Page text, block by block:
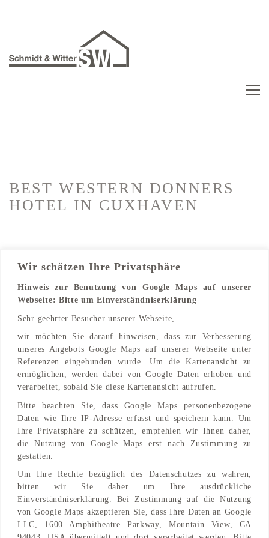
Wir schätzen Ihre Privatsphäre
Hinweis zur Benutzung von Google Maps auf unserer
Webseite: Bitte um Einverständniserklärung
Sehr geehrter Besucher unserer Webseite,
wir möchten Sie darauf hinweisen, dass zur Verbesserung
unseres Angebots Google Maps auf unserer Webseite unter
Referenzen eingebunden wurde. Um die Kartenansicht zu
ermöglichen, werden dabei von Google Daten erhoben und
verarbeitet, sobald Sie diese Kartenansicht aufrufen.
Bitte beachten Sie, dass Google Maps personenbezogene
Daten wie Ihre IP-Adresse erfasst und speichern kann. Um
Ihre Privatsphäre zu schützen, empfehlen wir Ihnen daher,
die Nutzung von Google Maps erst nach Zustimmung zu
gestatten.
Um Ihre Rechte bezüglich des Datenschutzes zu wahren,
bitten wir Sie daher um Ihre ausdrückliche
Einverständniserklärung. Bei Zustimmung auf die Nutzung
von Google Maps akzeptieren Sie, dass Ihre Daten an Google
LLC, 1600 Amphitheatre Parkway, Mountain View, CA
BEST WESTERN DONNERS
HOTEL IN CUXHAVEN
Trockenbau
Adresse
Am Seeteich 2
24742 Cuxhaven, Niedersachsen, DE
Find on Map